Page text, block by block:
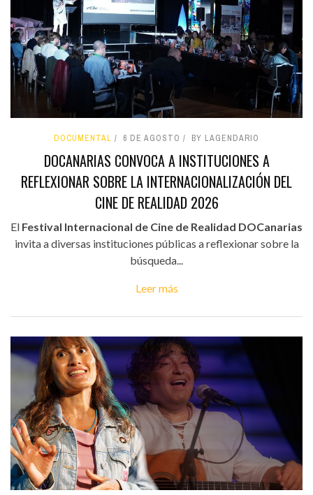
DOCUMENTAL 6 DE AGOSTO BY LAGENDARIO
DOCANARIAS CONVOCA A INSTITUCIONES A
REFLEXIONAR SOBRE LA INTERNACIONALIZACIÓN DEL
CINE DE REALIDAD 2026
El Festival Internacional de Cine de Realidad DOCanarias
invita a diversas instituciones públicas a reflexionar sobre la
búsqueda...
Leer más